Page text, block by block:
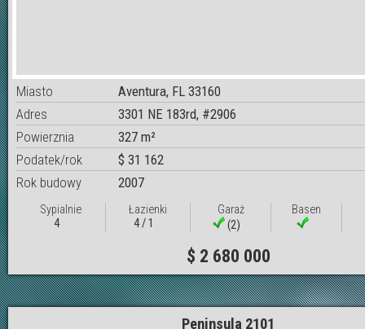
Miasto
Aventura, FL 33160
Adres
3301 NE 183rd, #2906
Powierznia
327 m²
Podatek/rok
$ 31 162
Rok budowy
2007
Sypialnie
4
Łazienki
4 / 1
Garaż
(2)
Basen
$ 2 680 000
Peninsula 2101